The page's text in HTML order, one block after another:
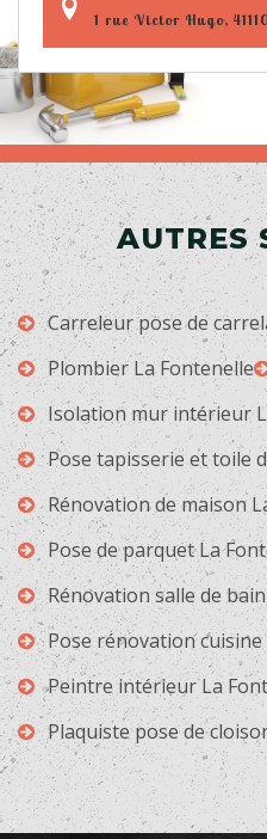
1 rue Victor Hugo,
AUTRES
Carreleur pose de
Plombier La Fontenelle
Isolation mur intérieur
Pose tapisserie et toile
Rénovation de maison
Pose de parquet La
Rénovation salle de
Pose rénovation
Peintre intérieur La
Plaquiste pose de